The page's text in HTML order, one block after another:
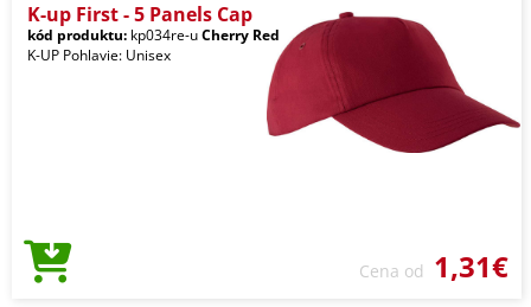
K-up First - 5 Panels Cap
kód produktu: kp034re-uCherry Red
K-UP Pohlavie: Unisex
Cena od 1,31€